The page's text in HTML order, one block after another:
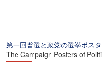
第一回普選と政党の選挙ポス
The Campaign Posters of